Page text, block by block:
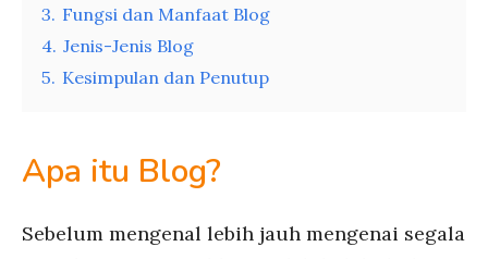
3. Fungsi dan Manfaat Blog
4. Jenis-Jenis Blog
5. Kesimpulan dan Penutup
Apa itu Blog?
Sebelum mengenal lebih jauh mengenai segala